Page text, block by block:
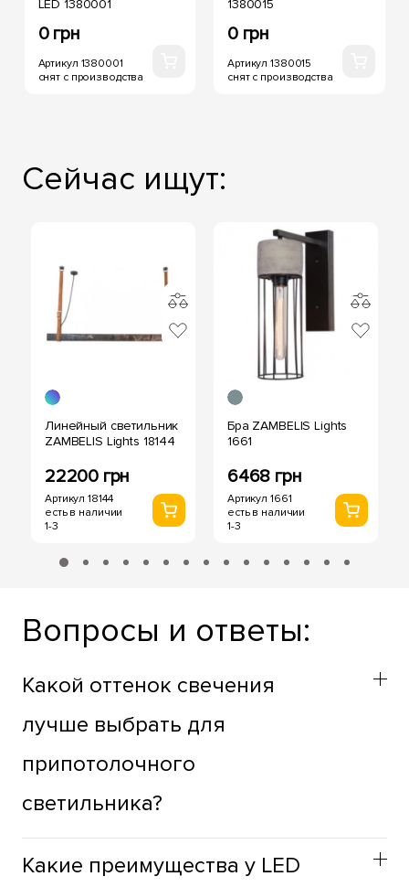
LED 1380001
0 грн
Артикул 1380001
снят с производства
1380015
0 грн
Артикул 1380015
снят с производства
Сейчас ищут:
Линейный светильник
ZAMBELIS Lights 18144
22200 грн
Артикул 18144
есть в наличии
1-3
Бра ZAMBELIS Lights
1661
6468 грн
Артикул 1661
есть в наличии
1-3
Вопросы и ответы:
Какой оттенок свечения
лучше выбрать для
припотолочного
светильника?
Оттенок припотолочных светильников стоит выбирать
учитывая функциональное назначение пространства.
Какие преимущества у LED